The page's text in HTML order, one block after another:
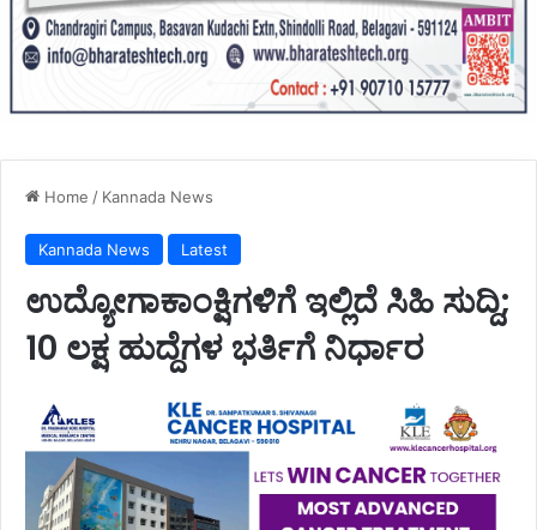
Home / Kannada News
Kannada News Latest
ಉದ್ಯೋಗಾಕಾಂಕ್ಷಿಗಳಿಗೆ ಇಲ್ಲಿದೆ ಸಿಹಿ ಸುದ್ದಿ;
10 ಲಕ್ಷ ಹುದ್ದೆಗಳ ಭರ್ತಿಗೆ ನಿರ್ಧಾರ